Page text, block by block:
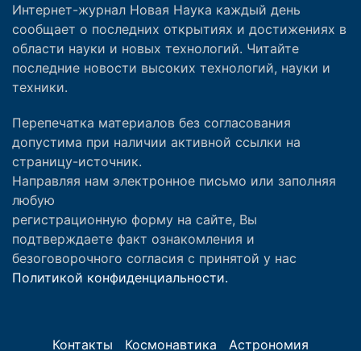
Интернет-журнал Новая Наука каждый день
сообщает о последних открытиях и достижениях в
области науки и новых технологий. Читайте
последние новости высоких технологий, науки и
техники.
Перепечатка материалов без согласования
допустима при наличии активной ссылки на
страницу-источник.
Направляя нам электронное письмо или заполняя
любую
регистрационную форму на сайте, Вы
подтверждаете факт ознакомления и
безоговорочного согласия с принятой у нас
Политикой конфиденциальности.
Контакты Космонавтика Астрономия